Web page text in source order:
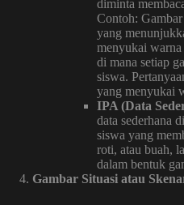
diminta
Contoh: Gambar
yang
menyukai
di mana setiap
siswa.
yang menyukai
IPA (Data
data sederhana
siswa yang
roti, atau buah,
dalam bentuk
Gambar Situasi atau